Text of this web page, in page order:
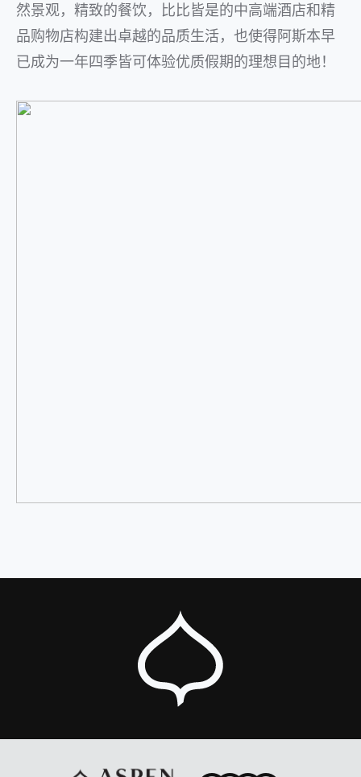
然景观，精致的餐饮，比比皆是的中高端酒店和精
品购物店构建出卓越的品质生活，也使得阿斯本早
已成为一年四季皆可体验优质假期的理想目的地！